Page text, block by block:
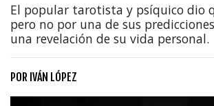
El popular tarotista y psíquico dio
pero no por una de sus
una revelación de su vida personal.
POR IVÁN LÓPEZ